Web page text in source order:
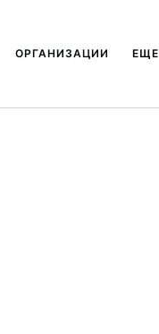
ОРГАНИЗАЦИИ ЕЩЕ